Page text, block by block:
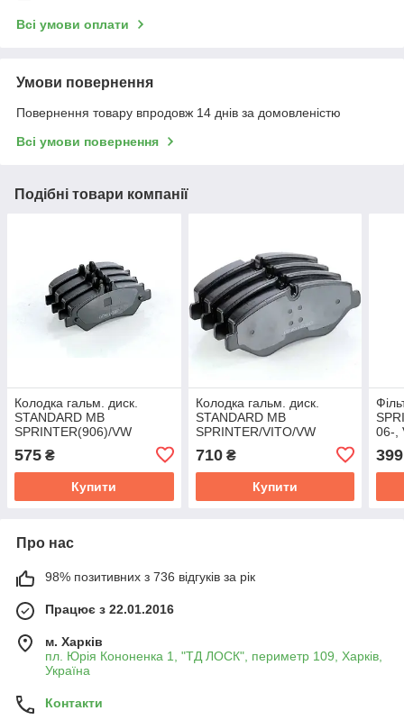
Всі умови оплати
Умови повернення
Повернення товару впродовж 14 днів за домовленістю
Всі умови повернення
Подібні товари компанії
Колодка гальм. диск.
STANDARD MB
SPRINTER(906)/VW
(RIDER) RD.29190STD
575 ₴
Купити
Колодка гальм. диск.
STANDARD MB
SPRINTER/VITO/VW
(RIDER) RD.29192STD
710₴
Купити
06-,
399
Про нас
98% позитивних з 736 відгуків за рік
Працює з 22.01.2016
м. Харків
пл. Юрія Кононенка 1, "ТД ЛОСК", периметр 109, Харків,
Україна
Контакти